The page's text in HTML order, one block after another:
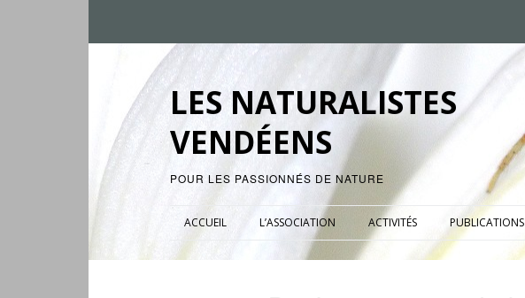
LES NATURALISTES
VENDÉENS
POUR LES PASSIONNÉS DE NATURE
ACCUEIL L’ASSOCIATION ACTIVITÉS PUBLICATIONS